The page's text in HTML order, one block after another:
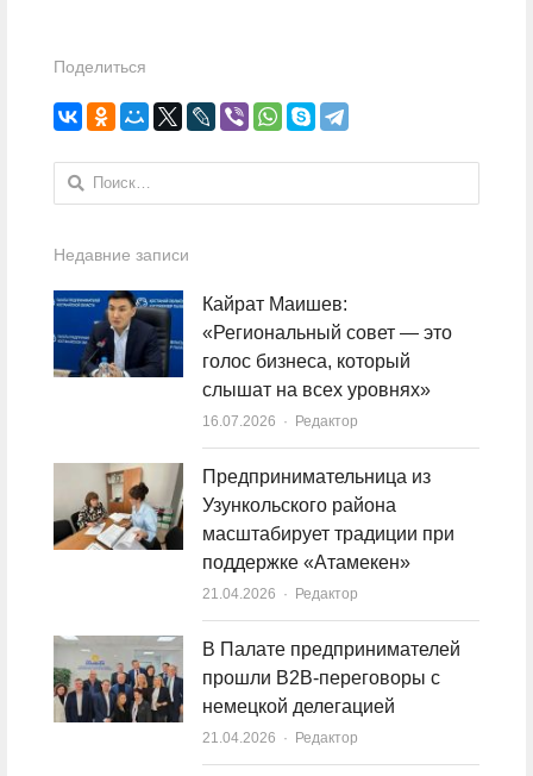
Поделиться
Найти:
Недавние записи
Кайрат Маишев:
«Региональный совет — это
голос бизнеса, который
слышат на всех уровнях»
16.07.2026 Author
Редактор
Предпринимательница из
Узункольского района
масштабирует традиции при
поддержке «Атамекен»
21.04.2026 Author
Редактор
В Палате предпринимателей
прошли B2B-переговоры с
немецкой делегацией
21.04.2026 Author
Редактор